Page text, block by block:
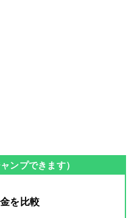
ンプできます）
を比較